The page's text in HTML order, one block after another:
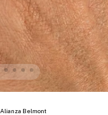
Alianza Belmont